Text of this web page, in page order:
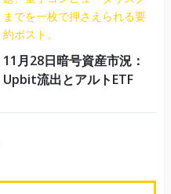
11月28日暗号資産市況：
Upbit流出とアルトETF